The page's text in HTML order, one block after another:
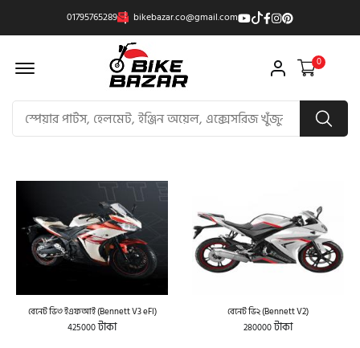
01795765289 bikebazar.co@gmail.com
Offcanvas Menu Open 0
বেনেট ভি৩ ইএফআই (Bennett V3 eFI)
425000টাকা
বেনেট ভি২ (Bennett V2)
280000টাকা